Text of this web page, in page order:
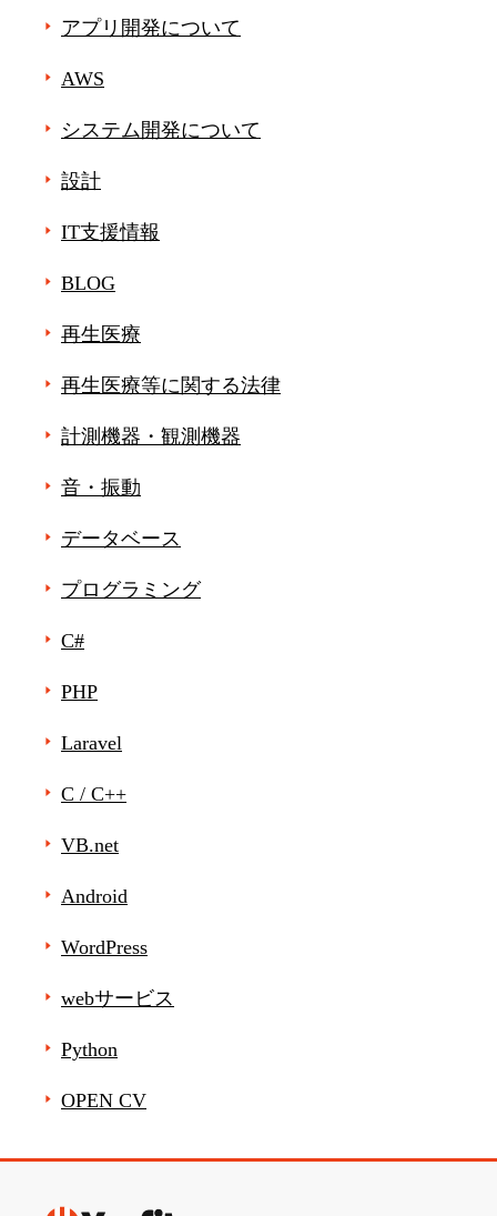
アプリ開発について
AWS
システム開発について
設計
IT支援情報
BLOG
再生医療
再生医療等に関する法律
計測機器・観測機器
音・振動
データベース
プログラミング
C#
PHP
Laravel
C / C++
VB.net
Android
WordPress
webサービス
Python
OPEN CV